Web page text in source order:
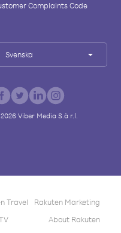
Complaints Code
Svenska
2026Viber Media S.à r.l.
Travel
Rakuten Marketing
About Rakuten